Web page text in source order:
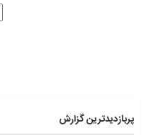
پربازدیدترین گزارش